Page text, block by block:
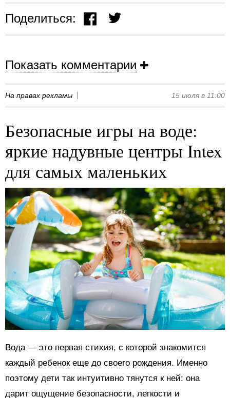
Поделиться:
Показать комментарии
На правах рекламы 15 июля в 11:00
Безопасные игры на воде:
яркие надувные центры Intex
для самых маленьких
Вода — это первая стихия, с которой знакомится
каждый ребенок еще до своего рождения. Именно
поэтому дети так интуитивно тянутся к ней: она
дарит ощущение безопасности, легкости и